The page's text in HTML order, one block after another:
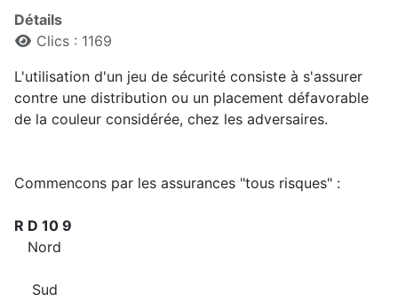
Détails
Clics : 1169
L'utilisation d'un jeu de sécurité consiste à s'assurer
contre une distribution ou un placement défavorable
de la couleur considérée, chez les adversaires.
Commencons par les assurances "tous risques" :
R D 10 9
Nord
Sud